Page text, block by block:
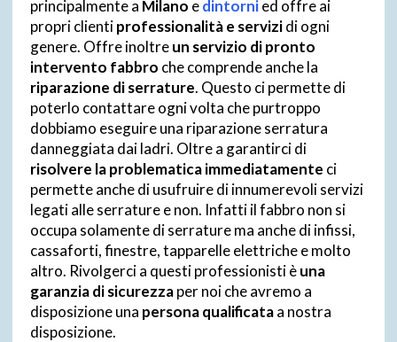
principalmente a Milano edintornied offre ai
propri clientiprofessionalità e servizidi ogni
genere. Offre inoltreun servizio di pronto
intervento fabbro che comprende anche la
riparazione di serrature. Questo ci permette di
poterlo contattare ogni volta che purtroppo
dobbiamo eseguire una riparazione serratura
danneggiata dai ladri. Oltre a garantirci di
risolvere la problematica immediatamente ci
permette anche di usufruire di innumerevoli servizi
legati alle serrature e non. Infatti il fabbro non si
occupa solamente di serrature ma anche di infissi,
cassaforti, finestre, tapparelle elettriche e molto
altro. Rivolgerci a questi professionisti èuna
garanzia di sicurezzaper noi che avremo a
disposizione una persona qualificataa nostra
disposizione.